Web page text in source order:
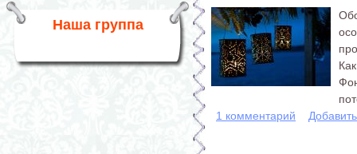
Наша группа
1 комментарий